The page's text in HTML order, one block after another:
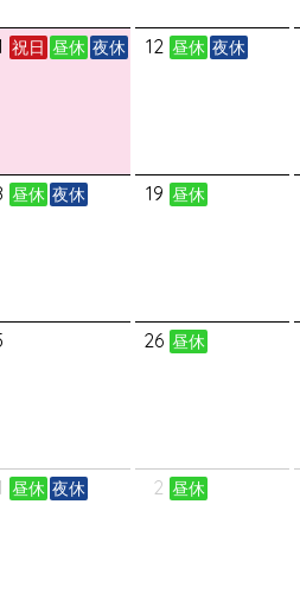
祝日 昼休 夜休 12 昼休 夜休
昼休 夜休 19 昼休
26 昼休
昼休 夜休 2 昼休